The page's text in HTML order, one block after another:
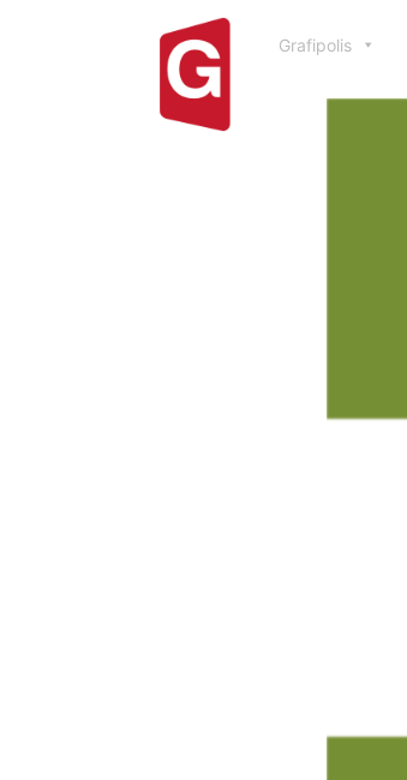
Grafipolis